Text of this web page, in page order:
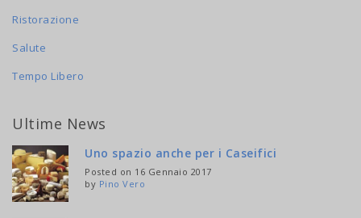
Ristorazione
Salute
Tempo Libero
Ultime News
Uno spazio anche per i Caseifici
Posted on 16 Gennaio 2017
by Pino Vero